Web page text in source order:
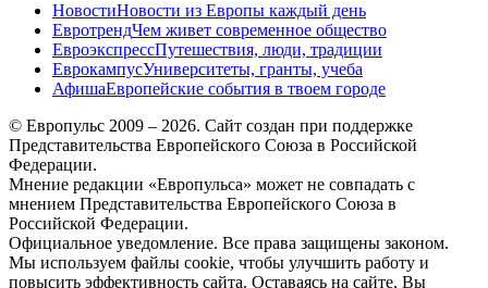
НовостиНовости из Европы каждый день
ЕвротрендЧем живет современное общество
ЕвроэкспрессПутешествия, люди, традиции
ЕврокампусУниверситеты, гранты, учеба
АфишаЕвропейские события в твоем городе
© Европульс 2009 – 2026. Сайт создан при поддержке
Представительства Европейского Союза в Российской
Федерации.
Мнение редакции «Европульса» может не совпадать с
мнением Представительства Европейского Союза в
Российской Федерации.
Официальное уведомление. Все права защищены законом.
Мы используем файлы cookie, чтобы улучшить работу и
повысить эффективность сайта. Оставаясь на сайте, Вы